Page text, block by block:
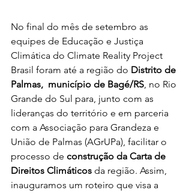
No final do mês de setembro as
equipes de Educação e Justiça
Climática do Climate Reality Project
Brasil foram até a região do Distrito de
Palmas,  município de Bagé/RS, no Rio
Grande do Sul para, junto com as
lideranças do território e em parceria
com a Associação para Grandeza e
União de Palmas (AGrUPa), facilitar o
processo de construção da Carta de
Direitos Climáticos da região. Assim,
inauguramos um roteiro que visa a